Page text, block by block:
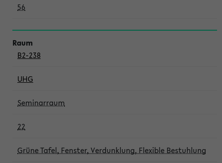
56
B2-238
UHG
Seminarraum
22
Grüne Tafel, Fenster, Verdunklung, Flexible Bestuhlung